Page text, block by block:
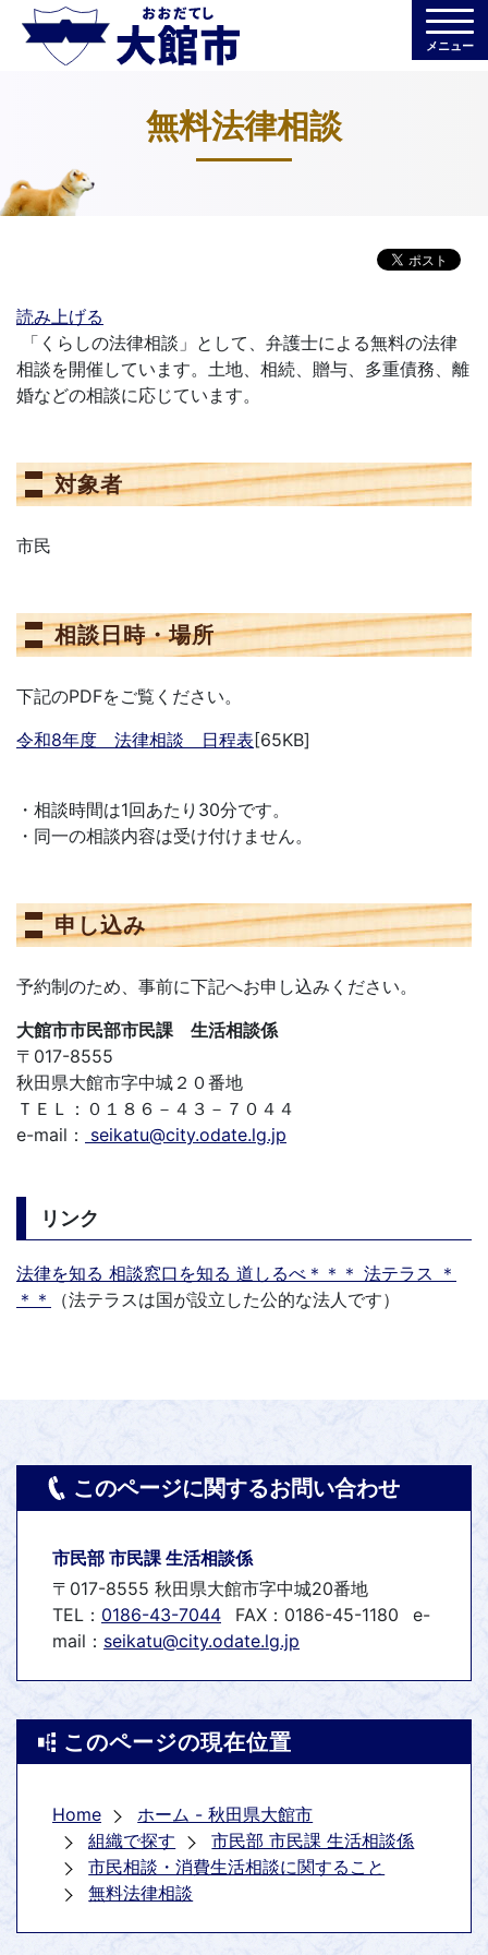
メニュー
無料法律相談
読み上げる
「くらしの法律相談」として、弁護士による無料の法律
相談を開催しています。土地、相続、贈与、多重債務、離
婚などの相談に応じています。
対象者
市民
相談日時・場所
下記のPDFをご覧ください。
令和8年度 法律相談 日程表 [65KB]
・相談時間は1回あたり30分です。
・同一の相談内容は受け付けません。
申し込み
予約制のため、事前に下記へお申し込みください。
大館市市民部市民課 生活相談係
〒017-8555
秋田県大館市字中城２０番地
ＴＥＬ：０１８６－４３－７０４４
e-mail：
seikatu@city.odate.lg.jp
リンク
法律を知る 相談窓口を知る 道しるべ＊＊＊ 法テラス ＊
＊＊
（法テラスは国が設立した公的な法人です）
このページに関するお問い合わせ
市民部 市民課 生活相談係
〒017-8555 秋田県大館市字中城20番地
TEL： 0186-43-7044 FAX：0186-45-1180
e-
mail： seikatu@city.odate.lg.jp
このページの現在位置
Home
ホーム - 秋田県大館市
組織で探す
市民部 市民課 生活相談係
市民相談・消費生活相談に関すること
無料法律相談